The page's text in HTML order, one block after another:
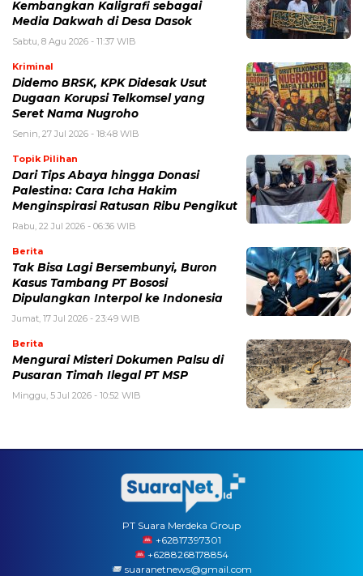
Kembangkan Kaligrafi sebagai
Media Dakwah di Desa Dasok
Sabtu, 8 Agu 2026 - 11:37 WIB
Kriminal
Didemo BRSK, KPK Didesak Usut
Dugaan Korupsi Telkomsel yang
Seret Nama Nugroho
Senin, 27 Jul 2026 - 18:48 WIB
Topik Pilihan
Dari Tips Abaya hingga Donasi
Palestina: Cara Icha Hakim
Menginspirasi Ratusan Ribu Pengikut
Rabu, 22 Jul 2026 - 06:36 WIB
Berita
Tak Bisa Lagi Bersembunyi, Buron
Kasus Tambang PT Bososi
Dipulangkan Interpol ke Indonesia
Jumat, 17 Jul 2026 - 23:49 WIB
Berita
Mengurai Misteri Dokumen Palsu di
Pusaran Timah Ilegal PT MSP
Minggu, 5 Jul 2026 - 10:52 WIB
PT Suara Merdeka Group
‪+62817397301
+6288268178854
suaranetnews@gmail.com